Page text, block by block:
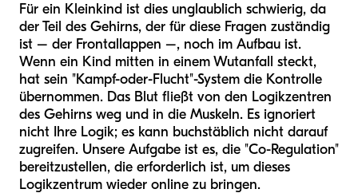
Für ein Kleinkind ist dies unglaublich schwierig, da
der Teil des Gehirns, der für diese Fragen zuständig
ist – der Frontallappen –, noch im Aufbau ist.
Wenn ein Kind mitten in einem Wutanfall steckt,
hat sein "Kampf-oder-Flucht"-System die Kontrolle
übernommen. Das Blut fließt von den Logikzentren
des Gehirns weg und in die Muskeln. Es ignoriert
nicht Ihre Logik; es kann buchstäblich nicht darauf
zugreifen. Unsere Aufgabe ist es, die "Co-Regulation"
bereitzustellen, die erforderlich ist, um dieses
Logikzentrum wieder online zu bringen.